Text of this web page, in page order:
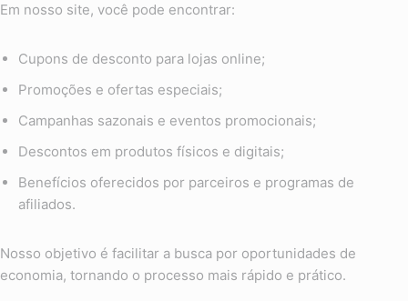
Em nosso site, você pode encontrar:
Cupons de desconto para lojas online;
Promoções e ofertas especiais;
Campanhas sazonais e eventos promocionais;
Descontos em produtos físicos e digitais;
Benefícios oferecidos por parceiros e programas de
afiliados.
Nosso objetivo é facilitar a busca por oportunidades de
economia, tornando o processo mais rápido e prático.